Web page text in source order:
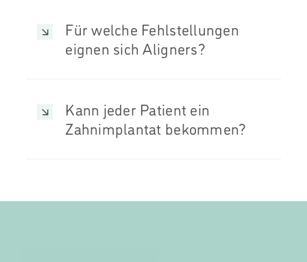
Für welche Fehlstellungen
eignen sich Aligners?
Kann jeder Patient ein
Zahnimplantat bekommen?